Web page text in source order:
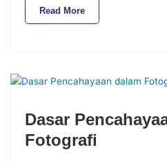
Read More
Dasar
Fotografi